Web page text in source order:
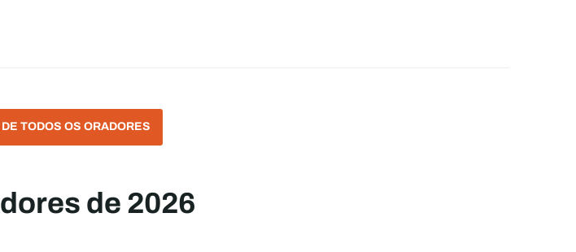
TODOS OS ORADORES
de 2026